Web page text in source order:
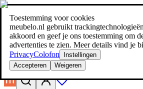
Toestemming voor cookies
meubelo.nl gebruikt
akkoord en geef je ons toestemming om
advertenties te zien. Meer details vind je
PrivacyColofon
Instellingen
Accepteren
Weigeren
Zoeken
meubel jezelf de beste prijs!meubel jezelf